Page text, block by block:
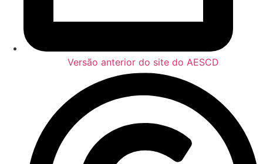
Versão anterior do site do AESCD